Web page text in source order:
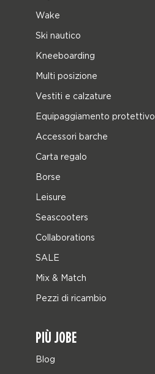
Wake
Ski nautico
Kneeboarding
Multi posizione
Vestiti e calzature
Equipaggiamento protettivo
Accessori barche
Carta regalo
Borse
Leisure
Seascooters
Collaborations
SALE
Mix & Match
Pezzi di ricambio
PIÙ JOBE
Blog